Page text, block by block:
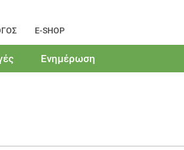
E-SHOP
Ενημέρωση